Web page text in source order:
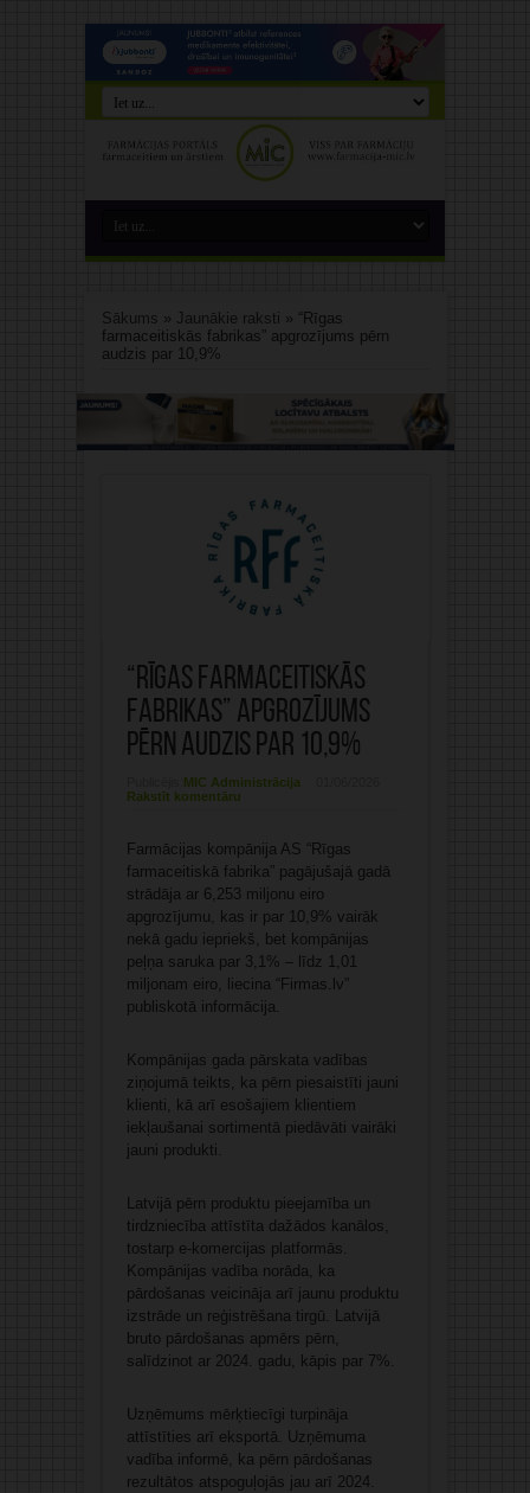
Sākums » Jaunākie raksti » “Rīgas
farmaceitiskās fabrikas” apgrozījums pērn
audzis par 10,9%
“Rīgas farmaceitiskās
fabrikas” apgrozījums
pērn audzis par 10,9%
MIC Administrācija
Rakstīt komentāru
Farmācijas kompānija AS “Rīgas
farmaceitiskā fabrika” pagājušajā gadā
strādāja ar 6,253 miljonu eiro
apgrozījumu, kas ir par 10,9% vairāk
nekā gadu iepriekš, bet kompānijas
peļņa saruka par 3,1% – līdz 1,01
miljonam eiro, liecina “Firmas.lv”
publiskotā informācija.
Kompānijas gada pārskata vadības
ziņojumā teikts, ka pērn piesaistīti jauni
klienti, kā arī esošajiem klientiem
iekļaušanai sortimentā piedāvāti vairāki
jauni produkti.
Latvijā pērn produktu pieejamība un
tirdzniecība attīstīta dažādos kanālos,
tostarp e-komercijas platformās.
Kompānijas vadība norāda, ka
pārdošanas veicināja arī jaunu produktu
izstrāde un reģistrēšana tirgū. Latvijā
bruto pārdošanas apmērs pērn,
salīdzinot ar 2024. gadu, kāpis par 7%.
Uzņēmums mērķtiecīgi turpināja
attīstīties arī eksportā. Uzņēmuma
vadība informē, ka pērn pārdošanas
rezultātos atspoguļojās jau arī 2024.